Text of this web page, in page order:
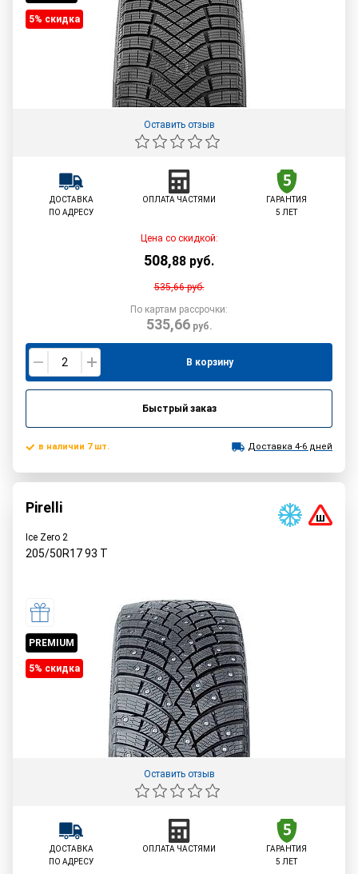
5% cкидка
Оставить отзыв
ДОСТАВКА
ПО АДРЕСУ
ОПЛАТА ЧАСТЯМИ
ГАРАНТИЯ
5 ЛЕТ
Цена со скидкой:
508,88 руб.
535,66руб.
По картам рассрочки:
535,66руб.
В корзину
Быстрый заказ
в наличии 7 шт. Доставка 4-6 дней
Pirelli
Ice Zero 2
205/50R1793 T
PREMIUM
5% cкидка
Оставить отзыв
ДОСТАВКА
ПО АДРЕСУ
ОПЛАТА ЧАСТЯМИ
ГАРАНТИЯ
5 ЛЕТ